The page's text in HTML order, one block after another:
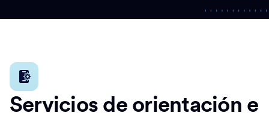
Servicios de orientación e